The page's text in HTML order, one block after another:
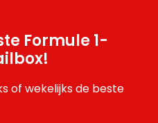
Formule 1-
of wekelijks de beste